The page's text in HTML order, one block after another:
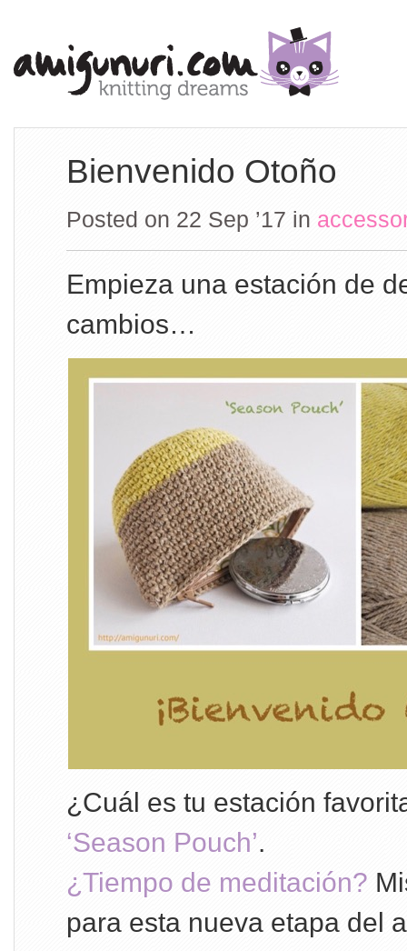
Bienvenido Otoño
Posted on 22 Sep ’17 in
Empieza una estación de
cambios…
¿Cuál es tu estación
‘Season Pouch’.
¿Tiempo de meditación?
para esta nueva etapa del